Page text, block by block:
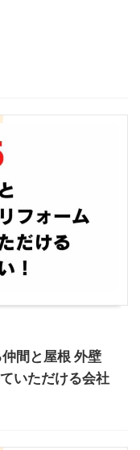
間と屋根 外壁
いただける会社